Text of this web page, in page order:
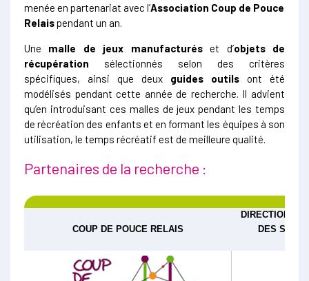
menée en partenariat avec l’Association Coup de Pouce
Relaispendant un an.
Une malle de jeux manufacturéset d’objets de
récupération sélectionnés selon des critères
spécifiques, ainsi que deux guides outils ont été
modélisés pendant cette année de recherche. Il advient
qu’en introduisant ces malles de jeux pendant les temps
de récréation des enfants et en formant les équipes à son
utilisation, le temps récréatif est de meilleure qualité.
Partenaires de la recherche :
COUP DE POUCE RELAIS
DIRECTION
DES